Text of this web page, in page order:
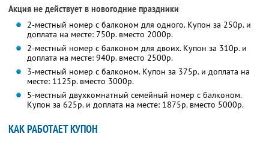
Акция не действует в новогодние праздники
2-местный номер с балконом для одного. Купон за 250р. и
доплата на месте: 750р. вместо 2000р.
2-местный номер с балконом для двоих. Купон за 310р. и
доплата на месте: 940р. вместо 2500р.
3-местный номер с балконом. Купон за 375р. и доплата на
месте: 1125р. вместо 3000р.
5-местный двухкомнатный семейный номер с балконом.
Купон за 625р. и доплата на месте: 1875р. вместо 5000р.
КАК РАБОТАЕТ КУПОН